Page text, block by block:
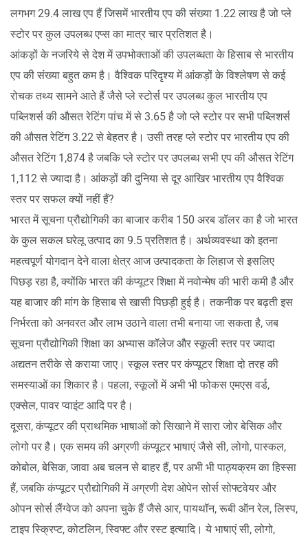
लगभग 29.4 लाख एप हैं जिसमें भारतीय एप की संख्या 1.22 लाख है जो प्ले
स्टोर पर कुल उपलब्ध एप्स का मात्र चार प्रतिशत है।
आंकड़ों के नजरिये से देश में उपभोक्ताओं की उपलब्धता के हिसाब से भारतीय
एप की संख्या बहुत कम है। वैश्विक परिदृश्य में आंकड़ों के विश्लेषण से कई
रोचक तथ्य सामने आते हैं जैसे प्ले स्टोर्स पर उपलब्ध कुल भारतीय एप
पब्लिशर्स की औसत रेटिंग पांच में से 3.65 है जो प्ले स्टोर पर सभी पब्लिशर्स
की औसत रेटिंग 3.22 से बेहतर है। उसी तरह प्ले स्टोर पर भारतीय एप की
औसत रेटिंग 1,874 है जबकि प्ले स्टोर पर उपलब्ध सभी एप की औसत रेटिंग
1,112 से ज्यादा है। आंकड़ों की दुनिया से दूर आखिर भारतीय एप वैश्विक
स्तर पर सफल क्यों नहीं हैं?
भारत में सूचना प्रौद्योगिकी का बाजार करीब 150 अरब डॉलर का है जो भारत
के कुल सकल घरेलू उत्पाद का 9.5 प्रतिशत है। अर्थव्यवस्था को इतना
महत्वपूर्ण योगदान देने वाला क्षेत्र आज उत्पादकता के लिहाज से इसलिए
पिछड़ रहा है, क्योंकि भारत की कंप्यूटर शिक्षा में नवोन्मेष की भारी कमी है और
यह बाजार की मांग के हिसाब से खासी पिछड़ी हुई है। तकनीक पर बढ़ती इस
निर्भरता को अनवरत और लाभ उठाने वाला तभी बनाया जा सकता है, जब
सूचना प्रौद्योगिकी शिक्षा का अभ्यास कॉलेज और स्कूली स्तर पर ज्यादा
अद्यतन तरीके से कराया जाए। स्कूल स्तर पर कंप्यूटर शिक्षा दो तरह की
समस्याओं का शिकार है। पहला, स्कूलों में अभी भी फोकस एमएस वर्ड,
एक्सेल, पावर प्वाइंट आदि पर है।
दूसरा, कंप्यूटर की प्राथमिक भाषाओं को सिखाने में सारा जोर बेसिक और
लोगो पर है। एक समय की अग्रणी कंप्यूटर भाषाएं जैसे सी, लोगो, पास्कल,
कोबोल, बेसिक, जावा अब चलन से बाहर हैं, पर अभी भी पाठ्यक्रम का हिस्सा
हैं, जबकि कंप्यूटर प्रौद्योगिकी में अग्रणी देश ओपेन सोर्स सोफ्टवेयर और
ओपन सोर्स लैंग्वेज को अपना चुके हैं जैसे आर, पायथॉन, रूबी ऑन रेल, लिस्प,
टाइप स्क्रिप्ट, कोटलिन, स्विफ्ट और रस्ट इत्यादि। ये भाषाएं सी, लोगो,